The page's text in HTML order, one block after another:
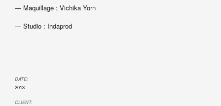
— Maquillage : Vichika Yorn
— Studio : Indaprod
DATE:
2013
CLIENT: